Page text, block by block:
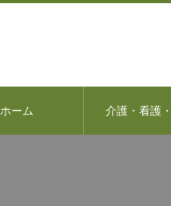
ホーム 介護・看護